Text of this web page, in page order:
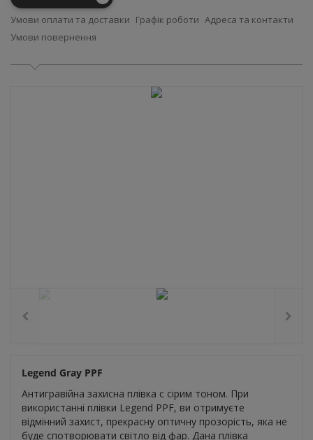
Умови оплати та доставки Графік роботи Адреса та контакти
Умови повернення
Legend Gray PPF
Антигравійна захисна плівка c сірим тоном. При
використанні плівки Legend PPF, ви отримуєте
відмінний захист, прекрасну оптичну прозорість, яка не
буде спотворювати світло від фар. Дана плівка